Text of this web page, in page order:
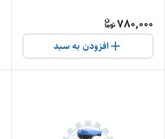
780,000
افزودن به سبد